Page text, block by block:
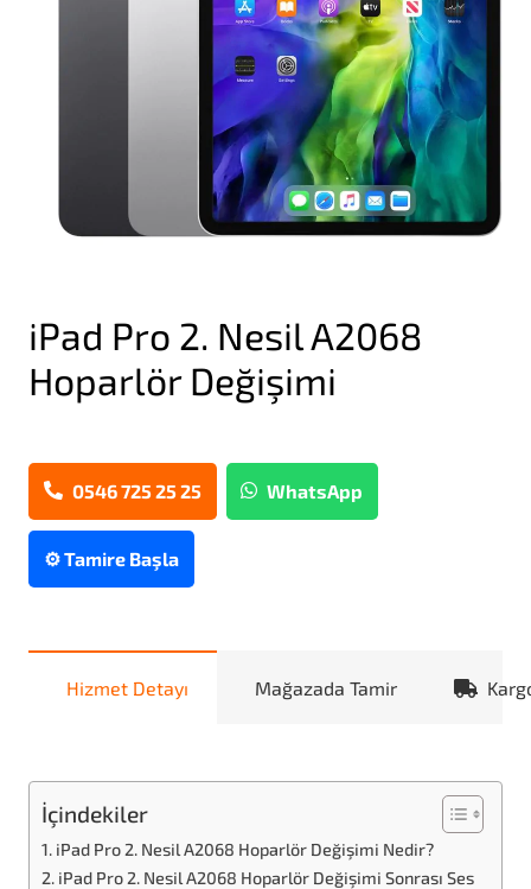
iPad Pro 2. Nesil A2068
Hoparlör Değişimi
0546 725 25 25 WhatsApp
⚙️ Tamire Başla
Hizmet Detayı Mağazada Tamir
İçindekiler
iPad Pro 2. Nesil A2068 Hoparlör Değişimi Nedir?
iPad Pro 2. Nesil A2068 Hoparlör Değişimi Sonrası Ses